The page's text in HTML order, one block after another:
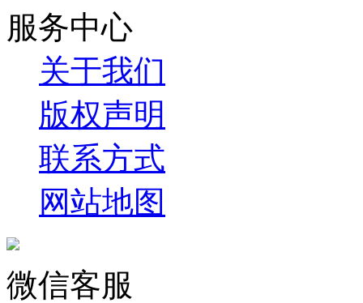
服务中心
关于我们
版权声明
联系方式
网站地图
微信客服